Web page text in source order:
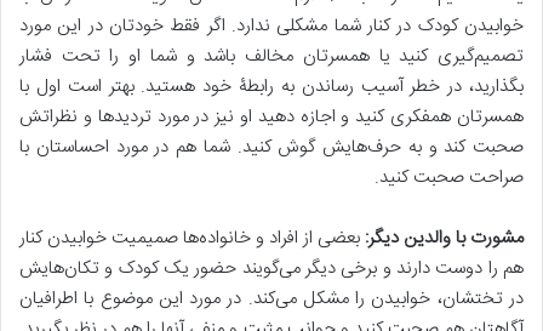
خوابیدن کودک در کنار شما مشکلی ندارد. اگر فقط خودتان در این مورد
تصمیم‌گیری کنید یا همسرتان مخالف باشد و شما او را تحت فشار
بگذارید، در خطر آسیب رساندن به رابطۀ خود هستید. بهتر است اول با
همسرتان همفکری کنید و اجازه دهید او نیز در مورد تردیدها و نظراتش
صحبت کند و به حرف‌هایش گوش کنید. شما هم در مورد احساستان با
صراحت صحبت کنید.
مشورت با والدین دیگر: بعضی از افراد و خانواده‌ها صمیمیت خوابیدن کنار
هم را دوست دارند و برخی دیگر می‌گویند حضور یک کودک و تکان‌هایش
در تختشان، خوابیدن را مشکل می‌کند. در مورد این موضوع با اطرافیان